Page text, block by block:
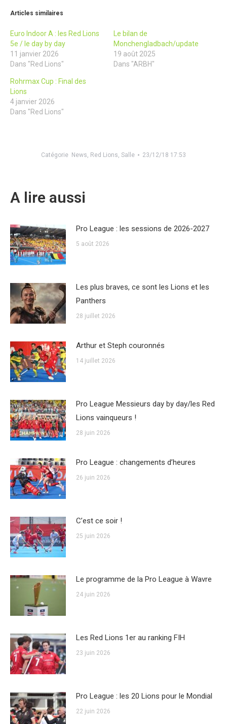
Articles similaires
Euro Indoor A : les Red Lions
5e / le day by day
11 janvier 2026
Dans "Red Lions"
Le bilan de
Monchengladbach/update
19 août 2025
Dans "ARBH"
Rohrmax Cup : Final des
Lions
4 janvier 2026
Dans "Red Lions"
Catégorie News Red Lions Salle 23/12/18 17:53
A lire aussi
Pro League : les sessions de 2026-2027
5 août 2026
Les plus braves, ce sont les Lions et les
Panthers
28 juillet 2026
Arthur et Steph couronnés
14 juillet 2026
Pro League Messieurs day by day/les Red
Lions vainqueurs !
28 juin 2026
Pro League : changements d’heures
26 juin 2026
C’est ce soir !
25 juin 2026
Le programme de la Pro League à Wavre
24 juin 2026
Les Red Lions 1er au ranking FIH
23 juin 2026
Pro League : les 20 Lions pour le Mondial
22 juin 2026